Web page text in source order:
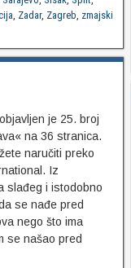
, Zadar, Zagreb, zmajski
je 25. broj
na 36 stranica.
naručiti preko
Iz
slađeg i istodobno
se nađe pred
nego što ima
se našao pred